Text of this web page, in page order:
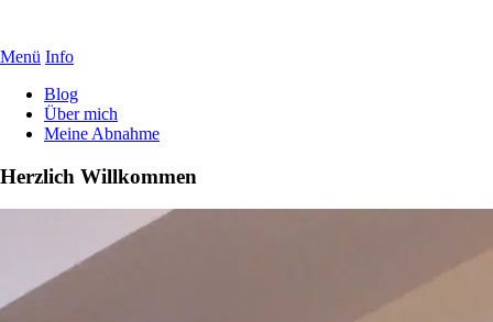
Menü Info
Blog
Über mich
Meine Abnahme
Herzlich Willkommen